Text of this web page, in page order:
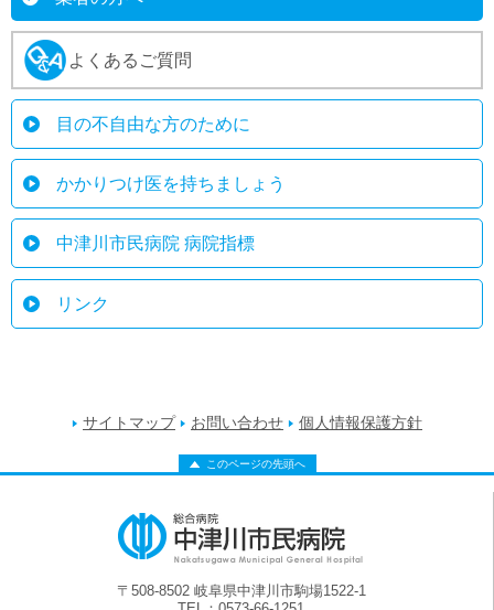
よくあるご質問
目の不自由な方のために
かかりつけ医を持ちましょう
中津川市民病院 病院指標
リンク
サイトマップ お問い合わせ 個人情報保護方針
このページの先頭へ
〒508-8502 岐阜県中津川市駒場1522-1